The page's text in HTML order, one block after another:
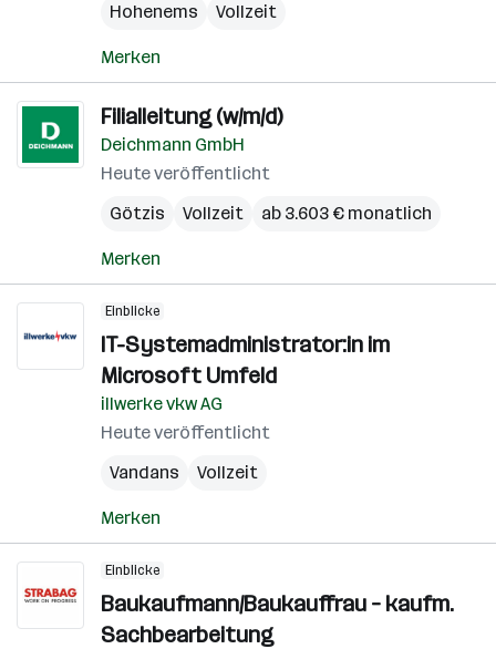
Hohenems
Vollzeit
Merken
Filialleitung (w/m/d)
Deichmann GmbH
Heute veröffentlicht
Götzis
Vollzeit ab 3.603 € monatlich
Merken
Einblicke
IT-Systemadministrator:in im
Microsoft Umfeld
illwerke vkw AG
Heute veröffentlicht
Vandans
Vollzeit
Merken
Einblicke
Baukaufmann/Baukauffrau – kaufm.
Sachbearbeitung